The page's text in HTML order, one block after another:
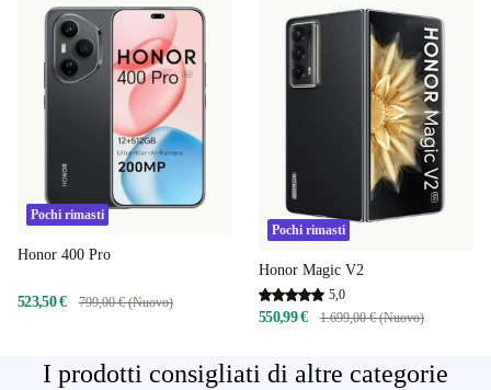
Pochi rimasti
Honor 400 Pro
523,50 € 799,00 € (Nuovo)
Pochi rimasti
Honor Magic V2
5,0
550,99 € 1.699,00 € (Nuovo)
I prodotti consigliati di altre categorie